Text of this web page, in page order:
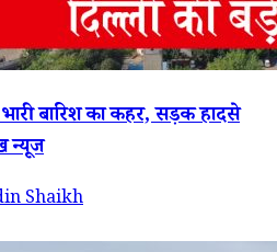
बारिश का कहर, सड़क हादसे
न्यूज
Shaikh